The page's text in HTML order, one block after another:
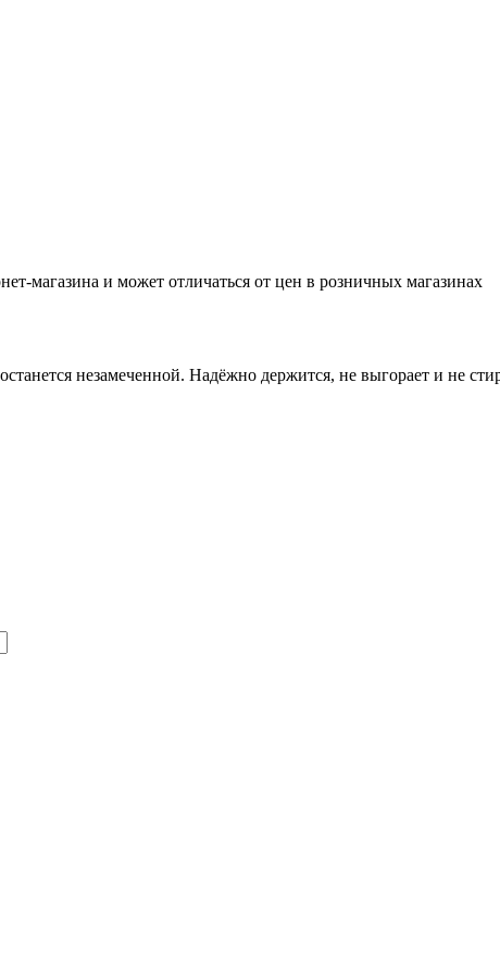
магазина и может отличаться от цен в розничных магазинах
незамеченной. Надёжно держится, не выгорает и не